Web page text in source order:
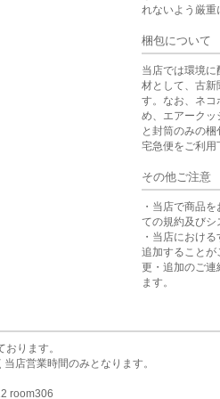
れないよう厳重
梱包について
当店では環境
材として、古新
す。なお、ネコ
め、エアークッ
と封筒のみの梱
宅急便をご利用
その他ご注意
・当店で商品
ての規約及びシ
・当店におけ
追加することが
更・追加のご連
ます。
ります。
店営業時間のみとなります。
room306